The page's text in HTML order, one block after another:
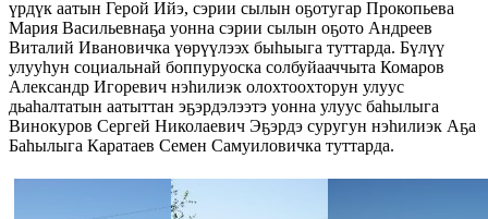
үрдүк аатын Герой Ийэ, сэрии сылын оҕотугар Прокопьева
Мария Васильевнаҕа уонна сэрии сылын оҕото Андреев
Виталий Ивановичка үөрүүлээх быһыыга туттарда. Бүлүү
улууһун социальнай боппуруоска солбуйааччыта Комаров
Александр Игоревич нэһилиэк олохтоохторун улуус
дьаһалтатын аатыттан эҕэрдэлээтэ уонна улуус баһылыга
Винокуров Сергей Николаевич Эҕэрдэ суругун нэһилиэк Аҕа
Баһылыга Каратаев Семен Самуиловичка туттарда.